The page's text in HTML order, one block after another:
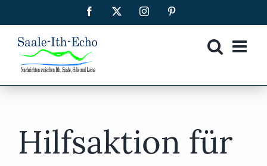
Inhalt
springen
Facebook Instagram
Hilfsaktion für